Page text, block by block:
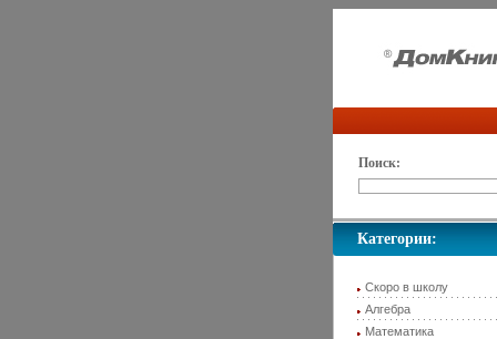
Поиск:
Категории:
Скоро в школу
Алгебра
Математика